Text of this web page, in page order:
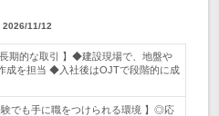
2026/11/12
長期的な取引 】◆建設現場で、地盤や
成を担当 ◆入社後はOJTで段階的に成
験でも手に職をつけられる環境 】◎応